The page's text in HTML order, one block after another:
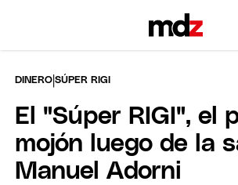
DINERO |SÚPER RIGI
El "Súper RIGI", el
mojón luego de la
Manuel Adorni